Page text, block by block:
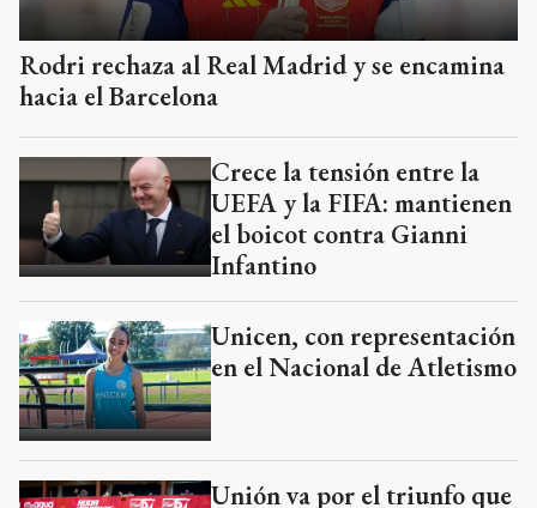
Rodri rechaza al Real Madrid y se encamina
hacia el Barcelona
Crece la tensión entre la
UEFA y la FIFA: mantienen
el boicot contra Gianni
Infantino
Unicen, con representación
en el Nacional de Atletismo
Unión va por el triunfo que